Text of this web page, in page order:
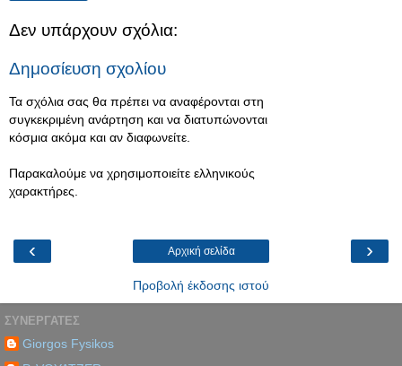
Δεν υπάρχουν σχόλια:
Δημοσίευση σχολίου
Τα σχόλια σας θα πρέπει να αναφέρονται στη
συγκεκριμένη ανάρτηση και να διατυπώνονται
κόσμια ακόμα και αν διαφωνείτε.
Παρακαλούμε να χρησιμοποιείτε ελληνικούς
χαρακτήρες.
‹ ›
Αρχική σελίδα
Προβολή έκδοσης ιστού
ΣΥΝΕΡΓΑΤΕΣ
Giorgos Fysikos